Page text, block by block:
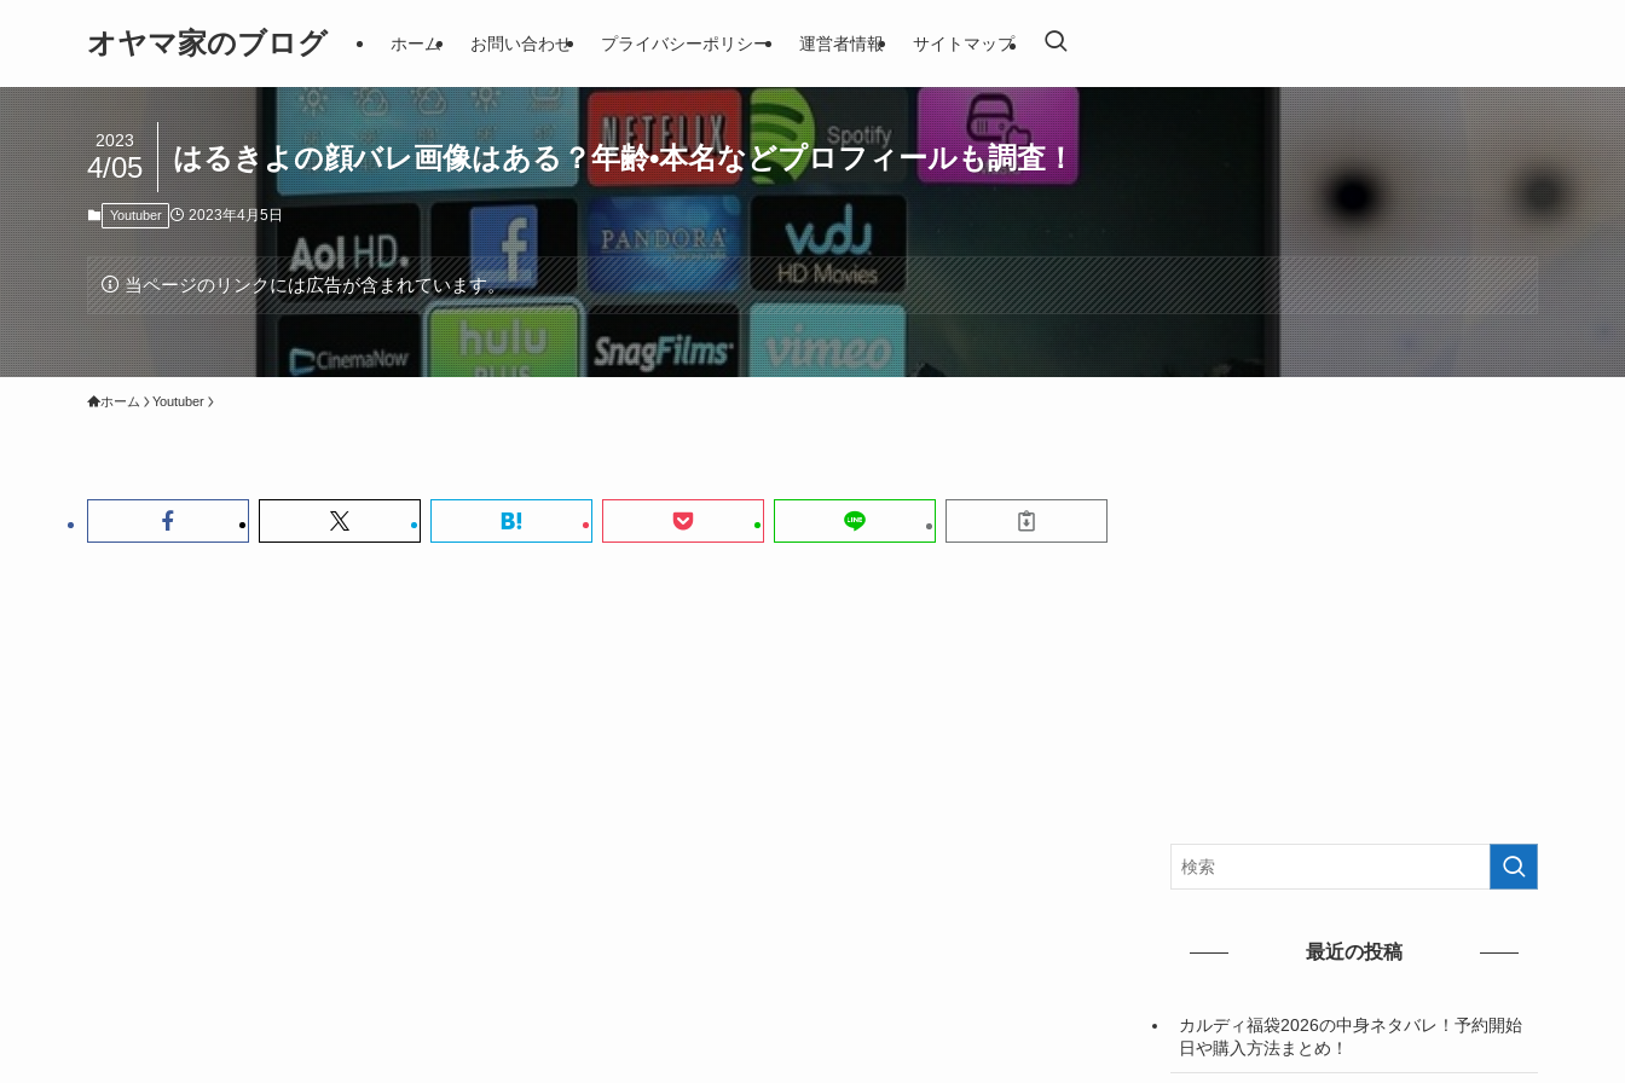
オヤマ家のブログ ホーム お問い合わせ プライバシーポリシー 運営者情報 サイトマップ
はるきよの顔バレ画像はある？年齢•本名などプロフィールも調査！
2023
4/05
Youtuber 2023年4月5日
当ページのリンクには広告が含まれています。
ホーム Youtuber
最近の投稿
カルディ福袋2026の中身ネタバレ！予約開始
日や購入方法まとめ！